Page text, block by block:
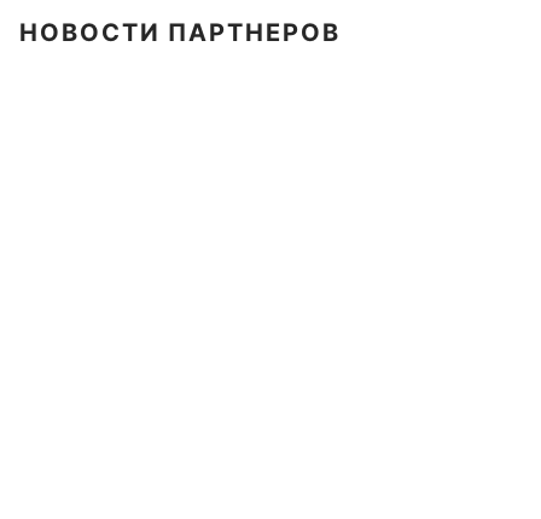
НОВОСТИ ПАРТНЕРОВ